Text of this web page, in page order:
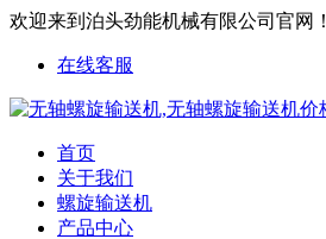
欢迎来到泊头劲能机械有限公司官网！
在线客服
首页
关于我们
螺旋输送机
产品中心